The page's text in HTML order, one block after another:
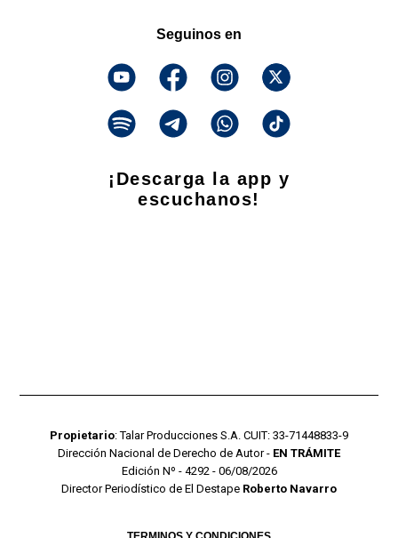
Seguinos en
¡Descarga la app y
escuchanos!
Propietario: Talar Producciones S.A. CUIT: 33-71448833-9
Dirección Nacional de Derecho de Autor - EN TRÁMITE
Edición Nº - 4292 - 06/08/2026
Director Periodístico de El Destape Roberto Navarro